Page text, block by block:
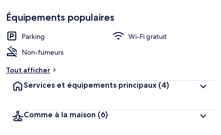
cœur
m
Équipements populaires
Parking
Wi-Fi gratuit
Non-fumeurs
Tout afficher
Services et équipements principaux (4)
Comme à la maison (6)